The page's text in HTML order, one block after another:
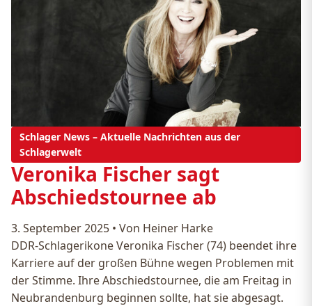
Schlager News – Aktuelle Nachrichten aus der
Schlagerwelt
Veronika Fischer sagt
Abschiedstournee ab
3. September 2025 • Von Heiner Harke
DDR-Schlagerikone Veronika Fischer (74) beendet ihre
Karriere auf der großen Bühne wegen Problemen mit
der Stimme. Ihre Abschiedstournee, die am Freitag in
Neubrandenburg beginnen sollte, hat sie abgesagt.